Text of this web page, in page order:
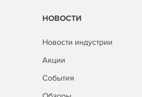
НОВОСТИ
Новости индустрии
Акции
События